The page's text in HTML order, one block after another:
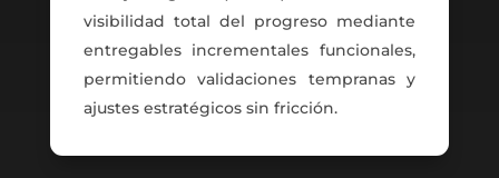
visibilidad total del progreso mediante
entregables incrementales funcionales,
permitiendo validaciones tempranas y
ajustes estratégicos sin fricción.